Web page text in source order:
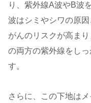
り、紫外線A波やB波
波はシミやシワの原
がんのリスクが高ま
の両方の紫外線をし
す。
さらに、この下地は